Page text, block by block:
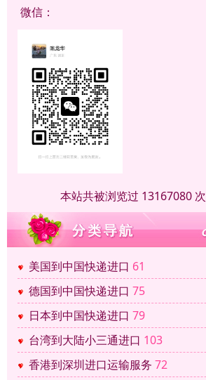
微信：
本站共被浏览过 13167080 次
美国到中国快递进口 61
德国到中国快递进口 75
日本到中国快递进口 79
台湾到大陆小三通进口 103
香港到深圳进口运输服务 72